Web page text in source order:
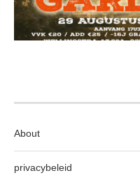
About
privacybeleid